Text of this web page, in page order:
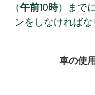
（午前10時）まで
ンをしなければな
車の使用